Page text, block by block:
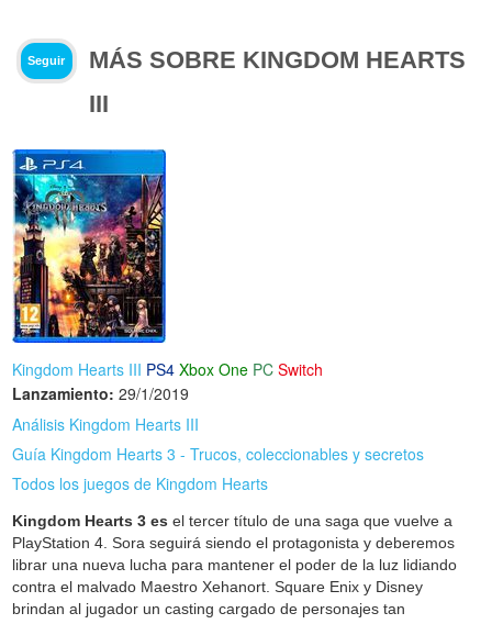
Seguir
MÁS SOBRE KINGDOM HEARTS
III
Kingdom Hearts III PS4 Xbox One PC Switch
Lanzamiento: 29/1/2019
Análisis Kingdom Hearts III
Guía Kingdom Hearts 3 - Trucos, coleccionables y secretos
Todos los juegos de Kingdom Hearts
Kingdom Hearts 3 es el tercer título de una saga que vuelve a
PlayStation 4. Sora seguirá siendo el protagonista y deberemos
librar una nueva lucha para mantener el poder de la luz lidiando
contra el malvado Maestro Xehanort. Square Enix y Disney
brindan al jugador un casting cargado de personajes tan